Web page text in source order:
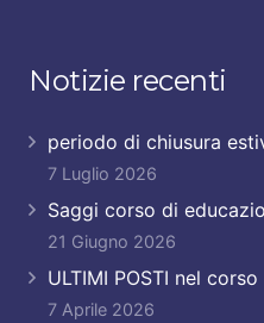
Notizie recenti
periodo di chiusura
7 Luglio 2026
Saggi corso di
21 Giugno 2026
ULTIMI POSTI nel
7 Aprile 2026